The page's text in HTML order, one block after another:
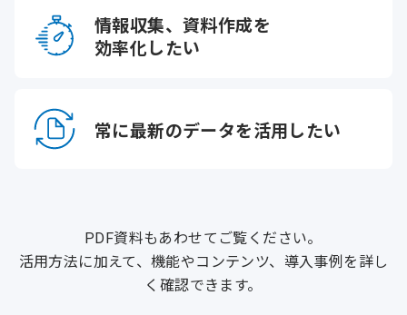
情報収集、資料作成を
効率化したい
常に最新のデータを活用したい
PDF資料もあわせてご覧ください。
活用方法に加えて、機能やコンテンツ、導入事例を詳し
く確認できます。